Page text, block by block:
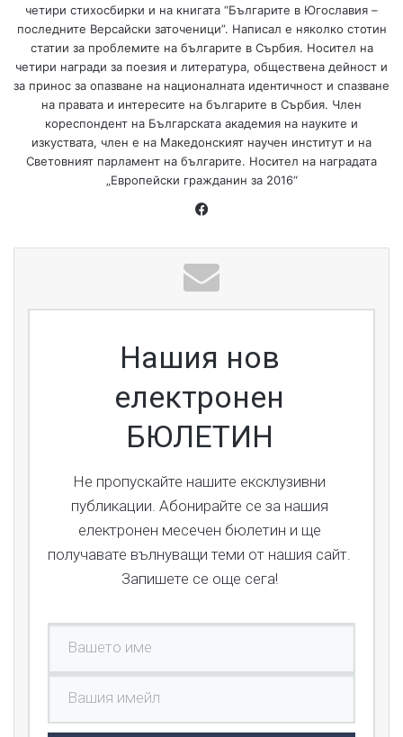
четири стихосбирки и на книгата “Българите в Югославия –
последните Версайски заточеници”. Написал е няколко стотин
статии за проблемите на българите в Сърбия. Носител на
четири награди за поезия и литература, обществена дейност и
за принос за опазване на националната идентичност и спазване
на правата и интересите на българите в Сърбия. Член
кореспондент на Българската академия на науките и
изкуствата, член е на Македонският научен институт и на
Световният парламент на българите. Носител на наградата
„Европейски гражданин за 2016“
Нашия нов
електронен
БЮЛЕТИН
Не пропускайте нашите ексклузивни
публикации. Абонирайте се за нашия
електронен месечен бюлетин и ще
получавате вълнуващи теми от нашия сайт.
Запишете се още сега!